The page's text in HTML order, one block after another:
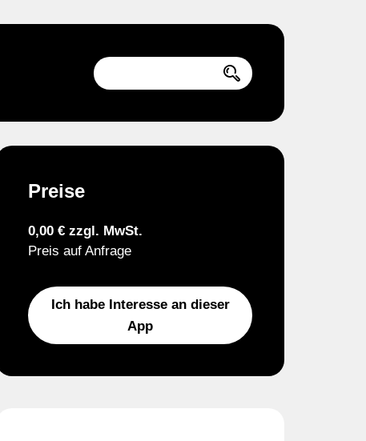
Preise
0,00 € zzgl. MwSt.
Preis auf Anfrage
Ich habe Interesse an dieser
App